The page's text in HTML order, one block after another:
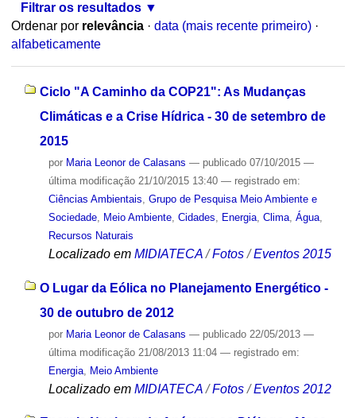
Filtrar os resultados
Ordenar por relevância · data (mais recente primeiro) ·
alfabeticamente
Ciclo "A Caminho da COP21": As Mudanças
Climáticas e a Crise Hídrica - 30 de setembro de
2015
por Maria Leonor de Calasans — publicado07/10/2015 —
última modificação21/10/2015 13:40 — registrado em:
Ciências Ambientais Grupo de Pesquisa Meio Ambiente e
Sociedade, Meio Ambiente, Cidades Energia, Clima, Água,
Recursos Naturais
Localizado em MIDIATECA /Fotos /Eventos 2015
O Lugar da Eólica no Planejamento Energético -
30 de outubro de 2012
por Maria Leonor de Calasans — publicado22/05/2013 —
última modificação21/08/2013 11:04 — registrado em:
Energia, Meio Ambiente
Localizado em MIDIATECA /Fotos /Eventos 2012